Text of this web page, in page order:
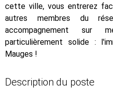
cette ville, vous entrerez
autres membres du
accompagnement sur
particulièrement solide :
Mauges !
Description du poste